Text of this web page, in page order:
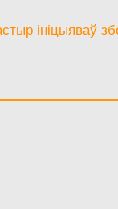
ініцыяваў